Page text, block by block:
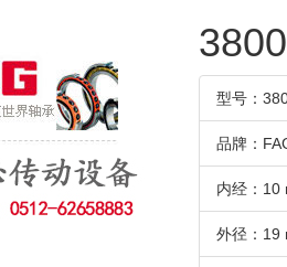
型号：
品牌：
内经：10
外径：19